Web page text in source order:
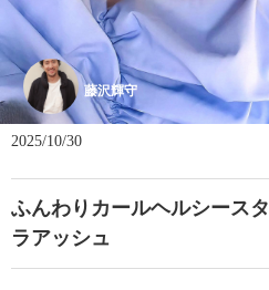
藤沢輝守
2025/10/30
ふんわりカールヘルシース
ラアッシュ